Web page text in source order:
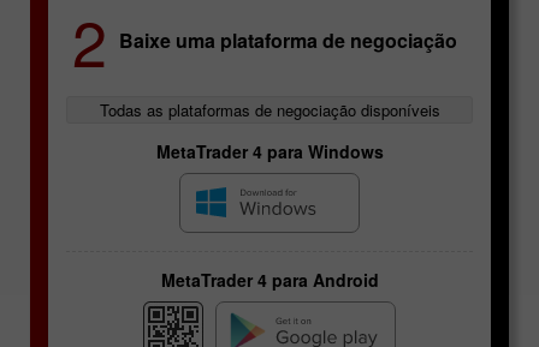
2 Baixe uma plataforma de negociação
Todas as plataformas de negociação disponíveis
MetaTrader 4 para Windows
MetaTrader 4 para Android